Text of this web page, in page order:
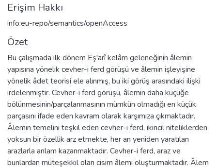
Erişim Hakkı
info:eu-repo/semantics/openAccess
Özet
Bu çalışmada ilk dönem Eş'arî kelâm geleneğinin âlemin
yapısına yönelik cevher-i ferd görüşü ve âlemin işleyişine
yönelik âdet teorisi ele alınmış, bu iki görüş arasındaki ilişki
irdelenmiştir. Cevher-i ferd görüşü, âlemin daha küçüğe
bölünmesinin/parçalanmasının mümkün olmadığı en küçük
parçasını ifade eden kavram olarak karşımıza çıkmaktadır.
Âlemin temelini teşkil eden cevher-i ferd, ikincil niteliklerden
yoksun bir özellik arz etmekte, her an yeniden yaratılan
arazlarla anlam kazanmaktadır. Cevher-i ferd, araz ve
bunlardan müteşekkil olan cisim âlemi oluşturmaktadır. Âlem